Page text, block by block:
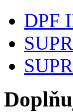
DPF